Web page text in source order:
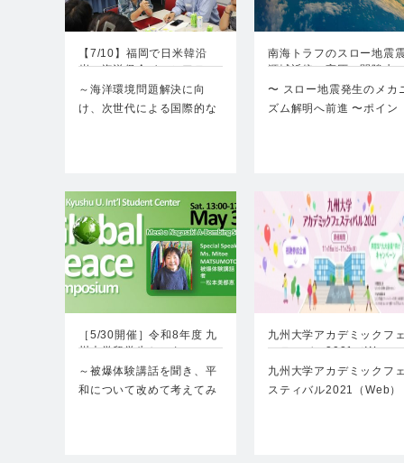
【7/10】福岡で日米韓沿
岸・海洋保全イニシアテ…
～海洋環境問題解決に向
け、次世代による国際的な
南海トラフのスロー地震
源域近傍に高圧の間隙水
帯…
〜 スロー地震発生のメカ
ズム解明へ前進 〜ポイン
［5/30開催］令和8年度 九
州大学留学生センタ…
～被爆体験講話を聞き、平
和について改めて考えてみ
九州大学アカデミックフ
スティバル2021（We…
九州大学アカデミックフ
スティバル2021（Web）